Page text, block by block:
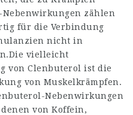
zählen
für die Verbindung
nicht in
vielleicht
von Clenbuterol ist die
von Muskelkrämpfen.
Nebenwirkungen
von Koffein,